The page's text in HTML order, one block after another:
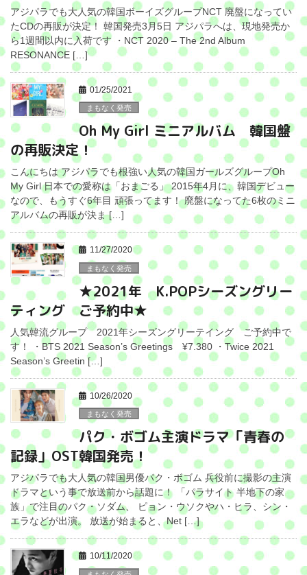
アジパラでも大人気の韓国ボーイズグループNCT 廃盤になってい
たCDの再販が決定！ 韓国発売3月5日 アジパラへは、現地発売か
ら1週間以内に入荷です ・NCT 2020 – The 2nd Album
RESONANCE […]
01/25/2021
まもなく発売
Oh My Girl ミニアルバム 韓国盤
の再販決定！
こんにちは アジパラでも根強い人気の韓国ガールズグループOh
My Girl 日本での愛称は「おまごる」 2015年4月に、韓国デビュー
なので、もうすぐ6年目 頑張ってます！ 廃盤になってた6枚のミニ
アルバムの再販が決ま […]
11/27/2020
まもなく発売
★2021年 K.POPシーズングリー
ティング ご予約中★
人気韓流グループ 2021年シーズングリーテイング ご予約中で
す！ ・BTS 2021 Season’s Greetings ¥7.380 ・Twice 2021
Season’s Greetin […]
10/26/2020
まもなく発売
パク・ボゴム主演ドラマ「青春の
記録」OST韓国発売！
アジパラでも大人気の韓国男優パク・ボゴム 兵役前に撮影の主演
ドラマという事で放送前から話題に！ 「パラサイト 半地下の家
族」で注目のパク・ソダム、 ピョン・ウソクやハ・ヒラ、シン・
エラなどが出演。 放送が始まると、Net […]
10/11/2020